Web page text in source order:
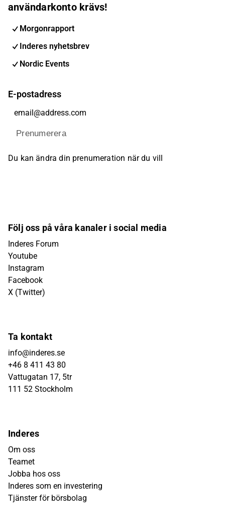
användarkonto krävs!
Morgonrapport
Inderes nyhetsbrev
Nordic Events
E-postadress
Prenumerera
Du kan ändra din prenumeration när du vill
Följ oss på våra kanaler i social media
Inderes Forum
Youtube
Instagram
Facebook
X (Twitter)
Ta kontakt
info@inderes.se
+46 8 411 43 80
Vattugatan 17, 5tr
111 52 Stockholm
Inderes
Om oss
Teamet
Jobba hos oss
Inderes som en investering
Tjänster för börsbolag